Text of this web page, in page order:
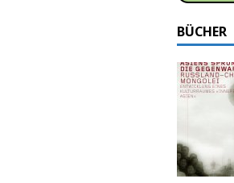
BÜCHER